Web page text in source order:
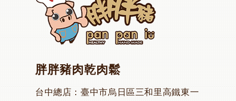
胖胖豬肉乾肉鬆
台中總店
臺中市烏日區三和里高鐵東一